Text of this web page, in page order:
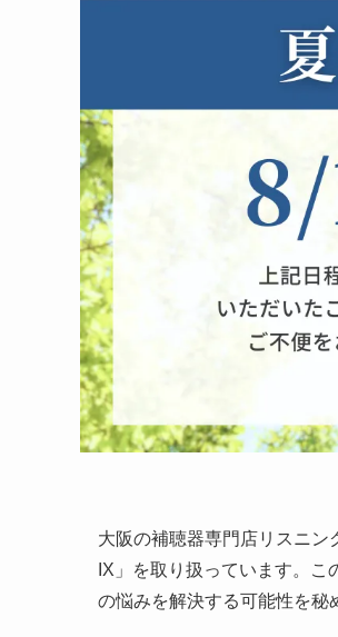
大阪の補聴器専門店リスニ
IX」を取り扱っています。
の悩みを解決する可能性を秘